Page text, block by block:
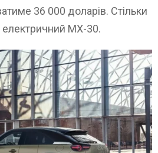
36 000 доларів. Стільки
MX-30.